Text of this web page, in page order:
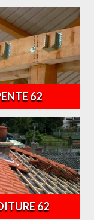
62
62